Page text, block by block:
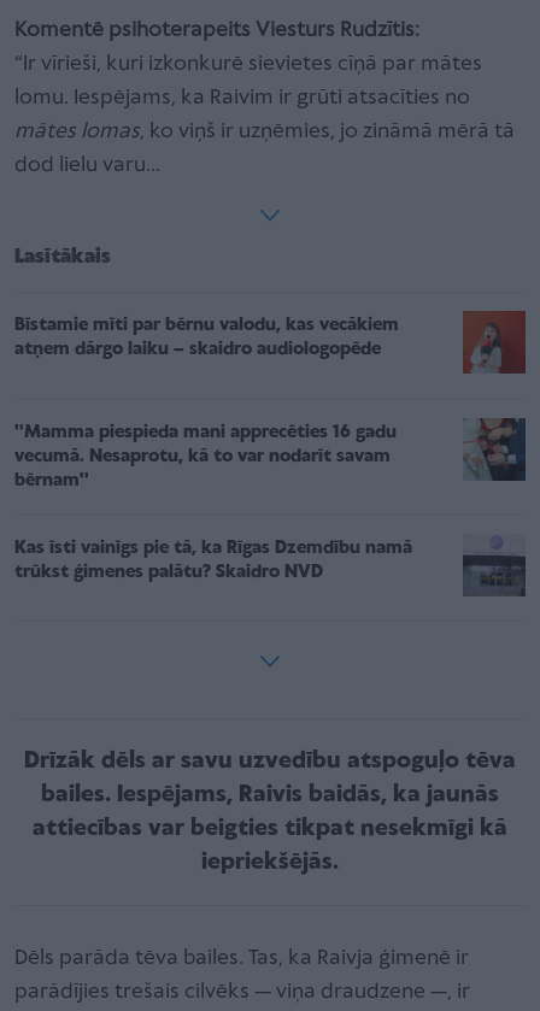
Komentē psihoterapeits Viesturs Rudzītis:
“Ir vīrieši, kuri izkonkurē sievietes cīņā par mātes
lomu. Iespējams, ka Raivim ir grūti atsacīties no
mātes lomas, ko viņš ir uzņēmies, jo zināmā mērā tā
dod lielu varu…
Lasītākais
Bīstamie mīti par bērnu valodu, kas vecākiem
atņem dārgo laiku – skaidro audiologopēde
''Mamma piespieda mani apprecēties 16 gadu
vecumā. Nesaprotu, kā to var nodarīt savam
bērnam''
Kas īsti vainīgs pie tā, ka Rīgas Dzemdību namā
trūkst ģimenes palātu? Skaidro NVD
Drīzāk dēls ar savu uzvedību atspoguļo tēva
bailes. Iespējams, Raivis baidās, ka jaunās
attiecības var beigties tikpat nesekmīgi kā
iepriekšējās.
Dēls parāda tēva bailes. Tas, ka Raivja ģimenē ir
parādījies trešais cilvēks — viņa draudzene —, ir